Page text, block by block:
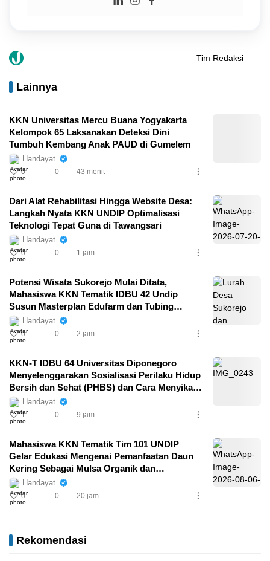
Tim Redaksi
Lainnya
KKN Universitas Mercu Buana Yogyakarta
Kelompok 65 Laksanakan Deteksi Dini
Tumbuh Kembang Anak PAUD di Gumelem
Handayat
0 0 43 menit
Dari Alat Rehabilitasi Hingga Website Desa:
Langkah Nyata KKN UNDIP Optimalisasi
Teknologi Tepat Guna di Tawangsari
Handayat
0 0 1 jam
Potensi Wisata Sukorejo Mulai Ditata,
Mahasiswa KKN Tematik IDBU 42 Undip
Susun Masterplan Edufarm dan Tubing
Berbasis SDGs
Handayat
0 0 2 jam
KKN-T IDBU 64 Universitas Diponegoro
Menyelenggarakan Sosialisasi Perilaku Hidup
Bersih dan Sehat (PHBS) dan Cara Menyikat
Gigi yang Baik dan Benar di SD Negeri Kenep
03
Handayat
1 0 9 jam
Mahasiswa KKN Tematik Tim 101 UNDIP
Gelar Edukasi Mengenai Pemanfaatan Daun
Kering Sebagai Mulsa Organik dan
Pembuatan Plant Growth Promoting
Rhizobacteria (PGPR) di Lingkungan
Kampung Perbalan Kelurahan Gunungpati
Handayat
0 0 20 jam
Rekomendasi